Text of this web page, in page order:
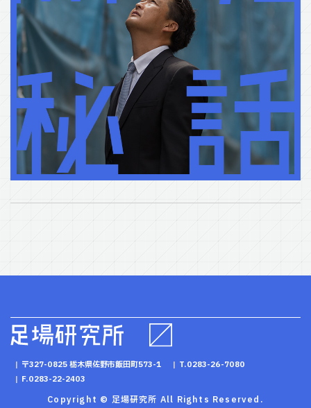
〒327-0825 栃木県佐野市飯田町573-1
T.0283-26-7080
F.0283-22-2403
Copyright © 足場研究所 All Rights Reserved.